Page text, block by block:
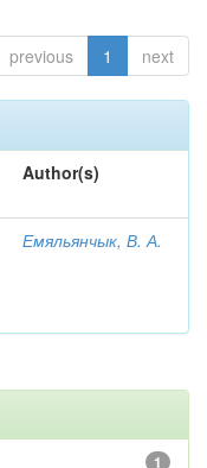
previous 1 next
Author(s)
Емяльянчык, В. А.
1